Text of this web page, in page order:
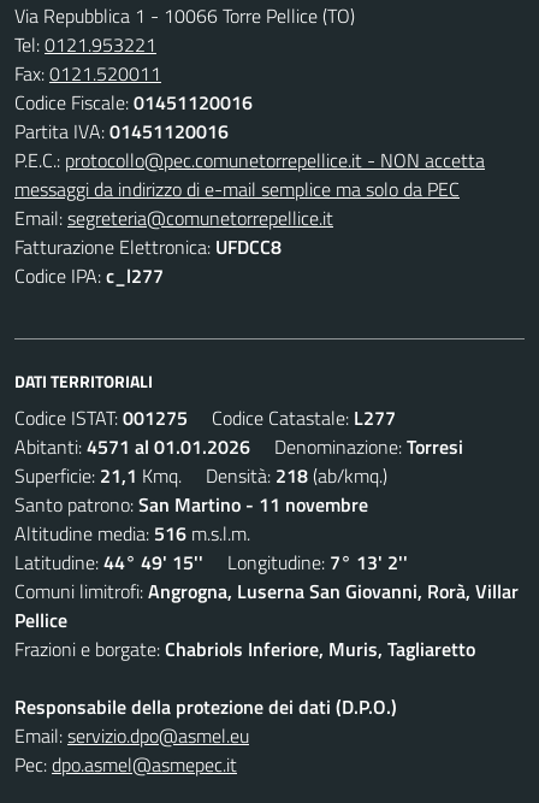
Via Repubblica 1 - 10066 Torre Pellice (TO)
Tel:0121.953221
Fax:0121.520011
Codice Fiscale:01451120016
Partita IVA:01451120016
P.E.C.: protocollo@pec.comunetorrepellice.it - NON accetta
messaggi da indirizzo di e-mail semplice ma solo da PEC
Email:segreteria@comunetorrepellice.it
Fatturazione Elettronica: UFDCC8
Codice IPA:c_l277
DATI TERRITORIALI
Codice ISTAT:001275 Codice Catastale: L277
Abitanti:4571 al 01.01.2026 Denominazione:Torresi
Superficie: 21,1 Kmq. Densità: 218(ab/kmq.)
Santo patrono:San Martino - 11 novembre
Altitudine media: 516 m.s.l.m.
Latitudine:44° 49' 15'' Longitudine: 7° 13' 2''
Comuni limitrofi:Angrogna, Luserna San Giovanni, Rorà, Villar
Pellice
Frazioni e borgate:Chabriols Inferiore, Muris, Tagliaretto
Responsabile della protezione dei dati (D.P.O.)
Email:servizio.dpo@asmel.eu
Pec:dpo.asmel@asmepec.it